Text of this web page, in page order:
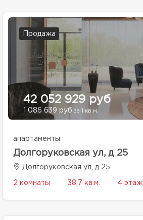
Продажа
42 052 929 руб
1 086 639 руб за 1 кв.м.
апартаменты
Долгоруковская ул, д 25
Долгоруковская ул, д 25
2 комнаты 38.7 кв.м. 4 этаж